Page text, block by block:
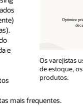
Os varejistas
de estoque,
produtos.
e
mais frequentes.